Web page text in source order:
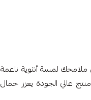
ملامحك لمسة أنثوية ناعمة
عالي الجودة يعزز جمال